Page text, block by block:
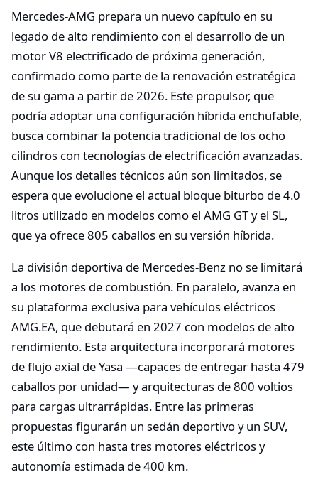
Mercedes-AMG prepara un nuevo capítulo en su
legado de alto rendimiento con el desarrollo de un
motor V8 electrificado de próxima generación,
confirmado como parte de la renovación estratégica
de su gama a partir de 2026. Este propulsor, que
podría adoptar una configuración híbrida enchufable,
busca combinar la potencia tradicional de los ocho
cilindros con tecnologías de electrificación avanzadas.
Aunque los detalles técnicos aún son limitados, se
espera que evolucione el actual bloque biturbo de 4.0
litros utilizado en modelos como el AMG GT y el SL,
que ya ofrece 805 caballos en su versión híbrida.
La división deportiva de Mercedes-Benz no se limitará
a los motores de combustión. En paralelo, avanza en
su plataforma exclusiva para vehículos eléctricos
AMG.EA, que debutará en 2027 con modelos de alto
rendimiento. Esta arquitectura incorporará motores
de flujo axial de Yasa —capaces de entregar hasta 479
caballos por unidad— y arquitecturas de 800 voltios
para cargas ultrarrápidas. Entre las primeras
propuestas figurarán un sedán deportivo y un SUV,
este último con hasta tres motores eléctricos y
autonomía estimada de 400 km.